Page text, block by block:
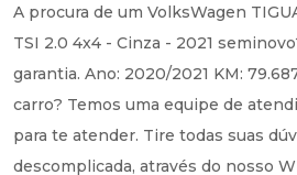
A procura de um VolksWagen
TSI 2.0 4x4 - Cinza - 2021
garantia. Ano: 2020/2021 KM:
carro? Temos uma equipe de
para te atender. Tire todas suas
descomplicada, através do nosso